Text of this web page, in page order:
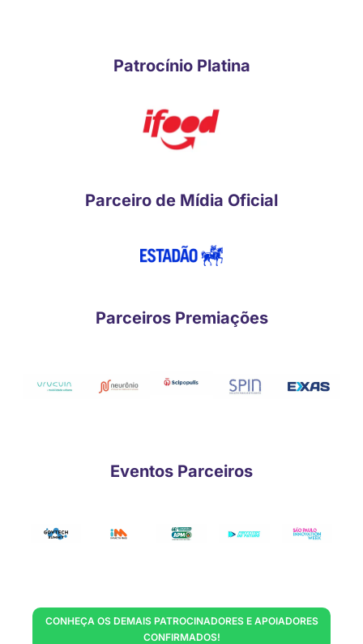
Patrocínio Platina
Parceiro de Mídia Oficial
Parceiros Premiações
Eventos Parceiros
CONHEÇA OS DEMAIS PATROCINADORES E APOIADORES
CONFIRMADOS!